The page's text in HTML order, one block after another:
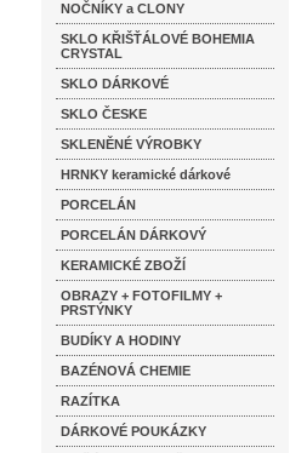
NOČNÍKY a CLONY
SKLO KŘIŠŤÁLOVÉ BOHEMIA
CRYSTAL
SKLO DÁRKOVÉ
SKLO ČESKE
SKLENĚNÉ VÝROBKY
HRNKY keramické dárkové
PORCELÁN
PORCELÁN DÁRKOVÝ
KERAMICKÉ ZBOŽÍ
OBRAZY + FOTOFILMY +
PRSTÝNKY
BUDÍKY A HODINY
BAZÉNOVÁ CHEMIE
RAZÍTKA
DÁRKOVÉ POUKÁZKY